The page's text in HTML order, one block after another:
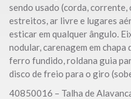
sendo usado (corda, corrente,
estreitos, ar livre e lugares
esticar em qualquer ângulo.
nodular, carenagem em chapa
ferro fundido, roldana guia
disco de freio para o giro
40850016 – Talha de